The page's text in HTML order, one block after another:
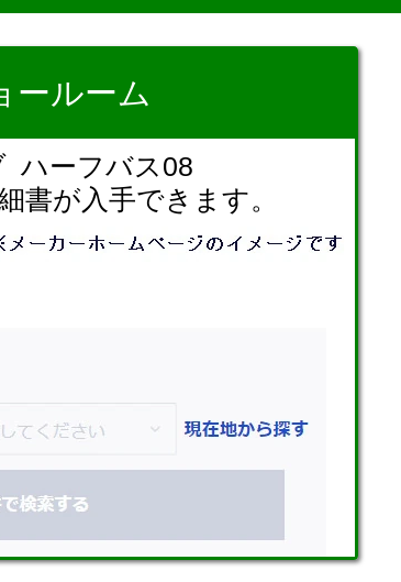
ールーム
ハーフバス08
書が入手できます。